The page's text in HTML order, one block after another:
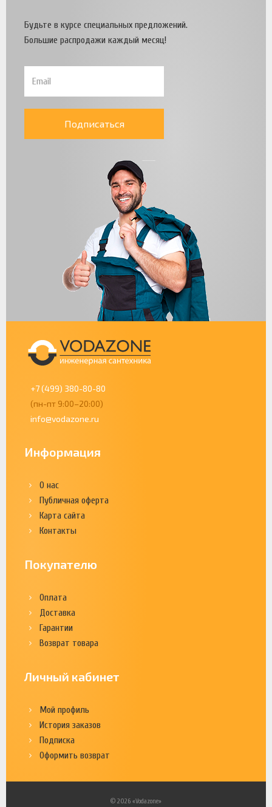
Будьте в курсе специальных предложений.
Большие распродажи каждый месяц!
Подписаться
+7 (499) 380-80-80
(пн-пт 9:00–20:00)
info@vodazone.ru
Информация
О нас
Публичная оферта
Карта сайта
Контакты
Покупателю
Оплата
Доставка
Гарантии
Возврат товара
Личный кабинет
Мой профиль
История заказов
Подписка
Оформить возврат
© 2026 «Vodazone»